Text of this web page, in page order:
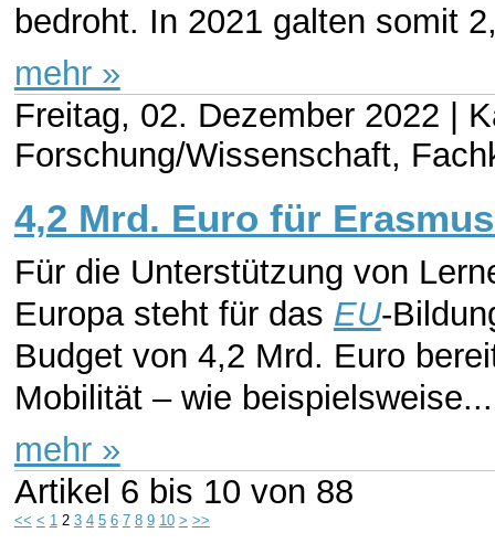
bedroht. In 2021 galten somit
mehr »
Freitag, 02. Dezember 2022 |
Forschung/Wissenschaft,
4,2 Mrd. Euro für
Für die Unterstützung von
Europa steht für das EU-
Budget von 4,2 Mrd. Euro
Mobilität ­– wie beispielsweise...
mehr »
Artikel 6 bis 10 von 88
<< < 1 2 3 4 5 6 7 8 9 10 > >>